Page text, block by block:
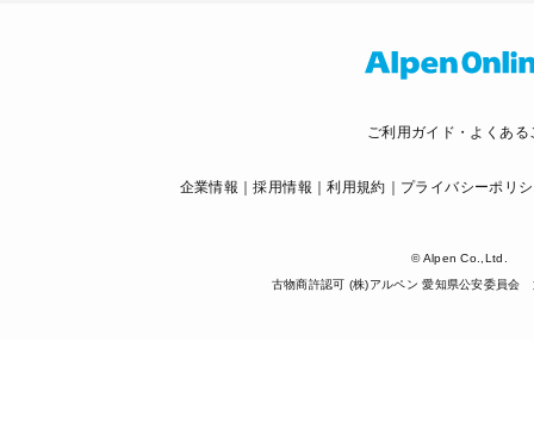
ご利用ガイド・よくある
企業情報 採用情報 利用規約 プライバシーポリ
© Alpen Co.,Ltd.
古物商許認可 (株)アルペン 愛知県公安委員